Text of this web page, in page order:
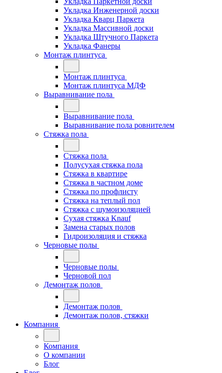
Укладка Инженерной доски
Укладка Кварц Паркета
Укладка Массивной доски
Укладка Штучного Паркета
Укладка Фанеры
Монтаж плинтуса
Монтаж плинтуса
Монтаж плинтуса МДФ
Выравнивание пола
Выравнивание пола
Выравнивание пола ровнителем
Стяжка пола
Стяжка пола
Полусухая стяжка пола
Стяжка в квартире
Стяжка в частном доме
Стяжка по профлисту
Стяжка на теплый пол
Стяжка с шумоизоляцией
Сухая стяжка Knauf
Замена старых полов
Гидроизоляция и стяжка
Черновые полы
Черновые полы
Черновой пол
Демонтаж полов
Демонтаж полов
Демонтаж полов, стяжки
Компания
Компания
О компании
Блог